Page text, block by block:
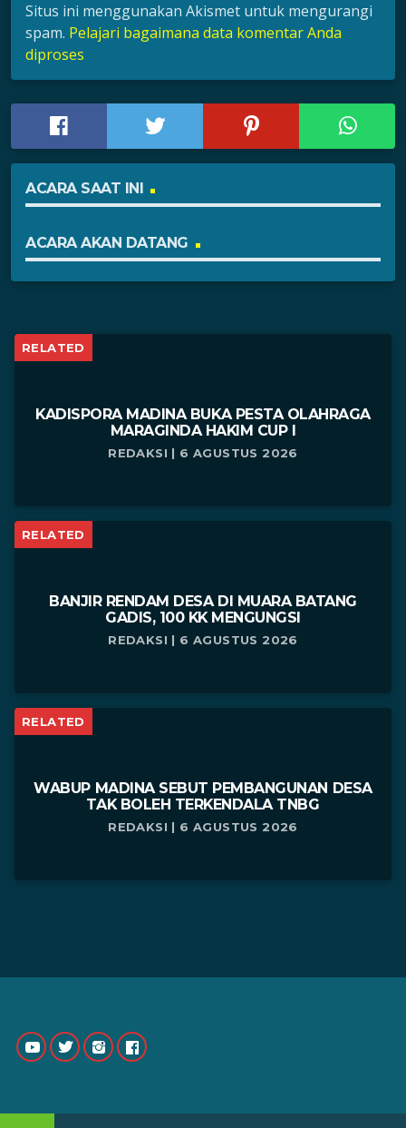
Situs ini menggunakan Akismet untuk mengurangi
spam. Pelajari bagaimana data komentar Anda
diproses
ACARA SAAT INI
ACARA AKAN DATANG
RELATED
KADISPORA MADINA BUKA PESTA OLAHRAGA
MARAGINDA HAKIM CUP I
REDAKSI | 6 AGUSTUS 2026
RELATED
BANJIR RENDAM DESA DI MUARA BATANG
GADIS, 100 KK MENGUNGSI
REDAKSI | 6 AGUSTUS 2026
RELATED
WABUP MADINA SEBUT PEMBANGUNAN DESA
TAK BOLEH TERKENDALA TNBG
REDAKSI | 6 AGUSTUS 2026